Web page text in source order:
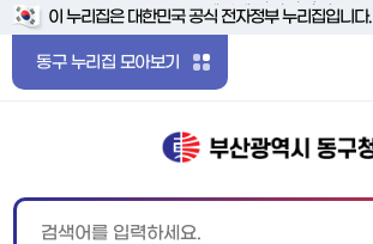
본문 바로가기
메인메뉴 바로가기
이 누리집은 대한민국 공식 전자정부 누리집입니다.
동구 누리집 모아보기